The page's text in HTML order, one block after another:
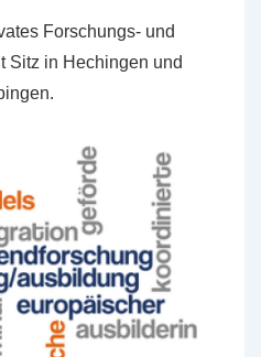
Forschungs- und
Sitz in Hechingen und